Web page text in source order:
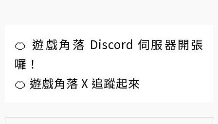
🍊 遊戲角落 Discord 伺服器開張
囉！
🍊 遊戲角落 X 追蹤起來